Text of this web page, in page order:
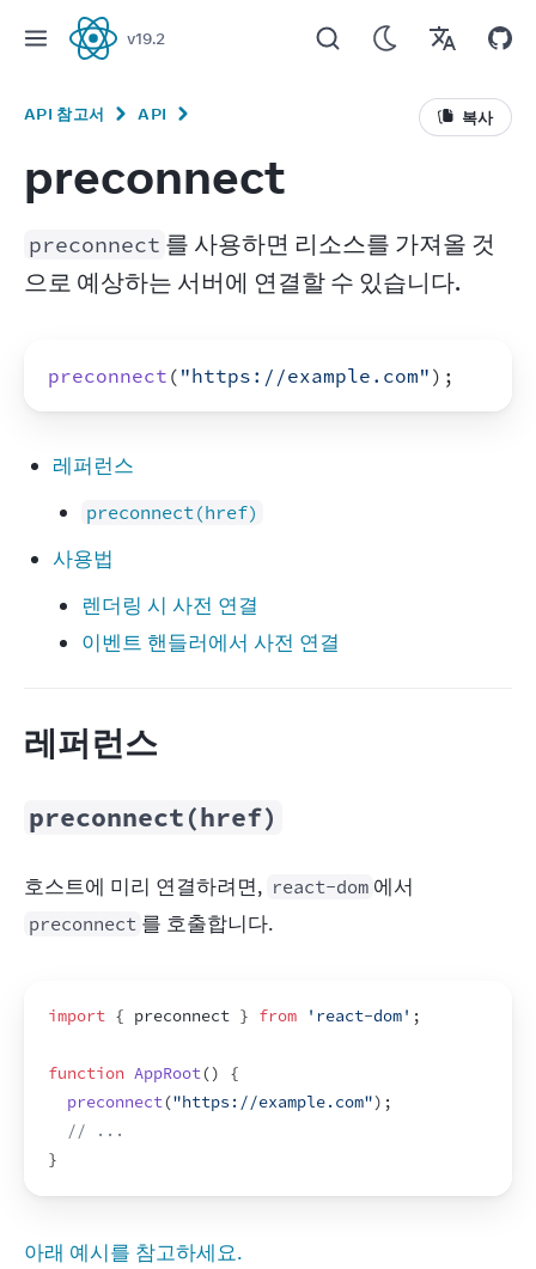
React
v19.2
API 참고서 API 복사
preconnect
preconnect 를 사용하면 리소스를 가져올 것
으로 예상하는 서버에 연결할 수 있습니다.
preconnect ( "https://example.com" ) ;
레퍼런스
preconnect(href)
사용법
렌더링 시 사전 연결
이벤트 핸들러에서 사전 연결
레퍼런스
preconnect(href)
호스트에 미리 연결하려면, react-dom
preconnect 를 호출합니다.
import { preconnect } from 'react-dom' ;
function AppRoot()
{
preconnect("https://example.com") ;
// ...
}
아래 예시를 참고하세요.